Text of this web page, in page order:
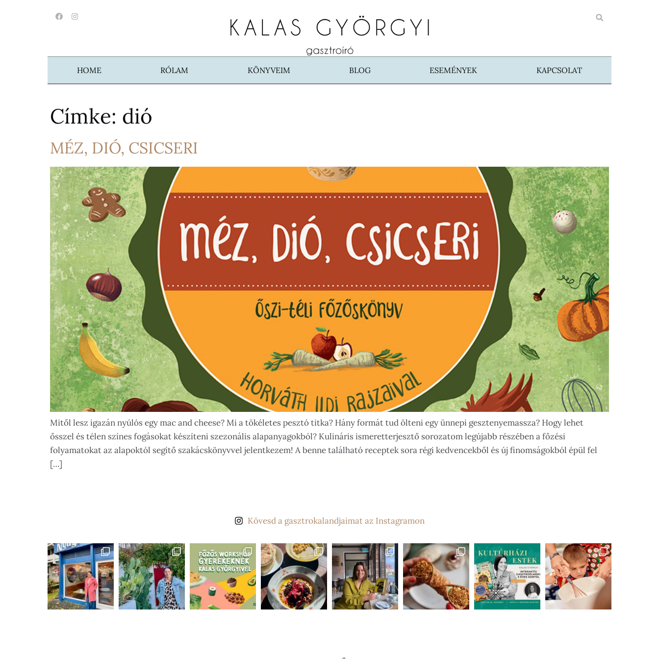
HOME RÓLAM KÖNYVEIM BLOG ESEMÉNYEK KAPCSOLAT
Címke: dió
MÉZ, DIÓ, CSICSERI
Mitől lesz igazán nyúlós egy mac and cheese? Mi a tökéletes pesztó titka? Hány formát tud ölteni egy ünnepi gesztenyemassza? Hogy lehet
ősszel és télen színes fogásokat készíteni szezonális alapanyagokból? Kulináris ismeretterjesztő sorozatom legújabb részében a főzési
folyamatokat az alapoktól segítő szakácskönyvvel jelentkezem! A benne található receptek sora régi kedvencekből és új finomságokból épül fel
[…]
Kövesd a gasztrokalandjaimat az Instagramon